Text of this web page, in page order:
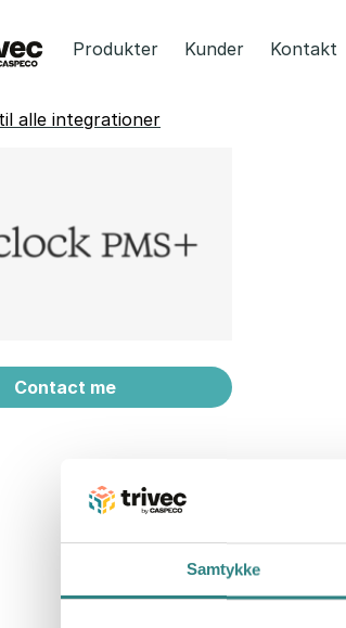
Samtykke
Produkter Kunder Kontakt
alle integrationer
Contact me